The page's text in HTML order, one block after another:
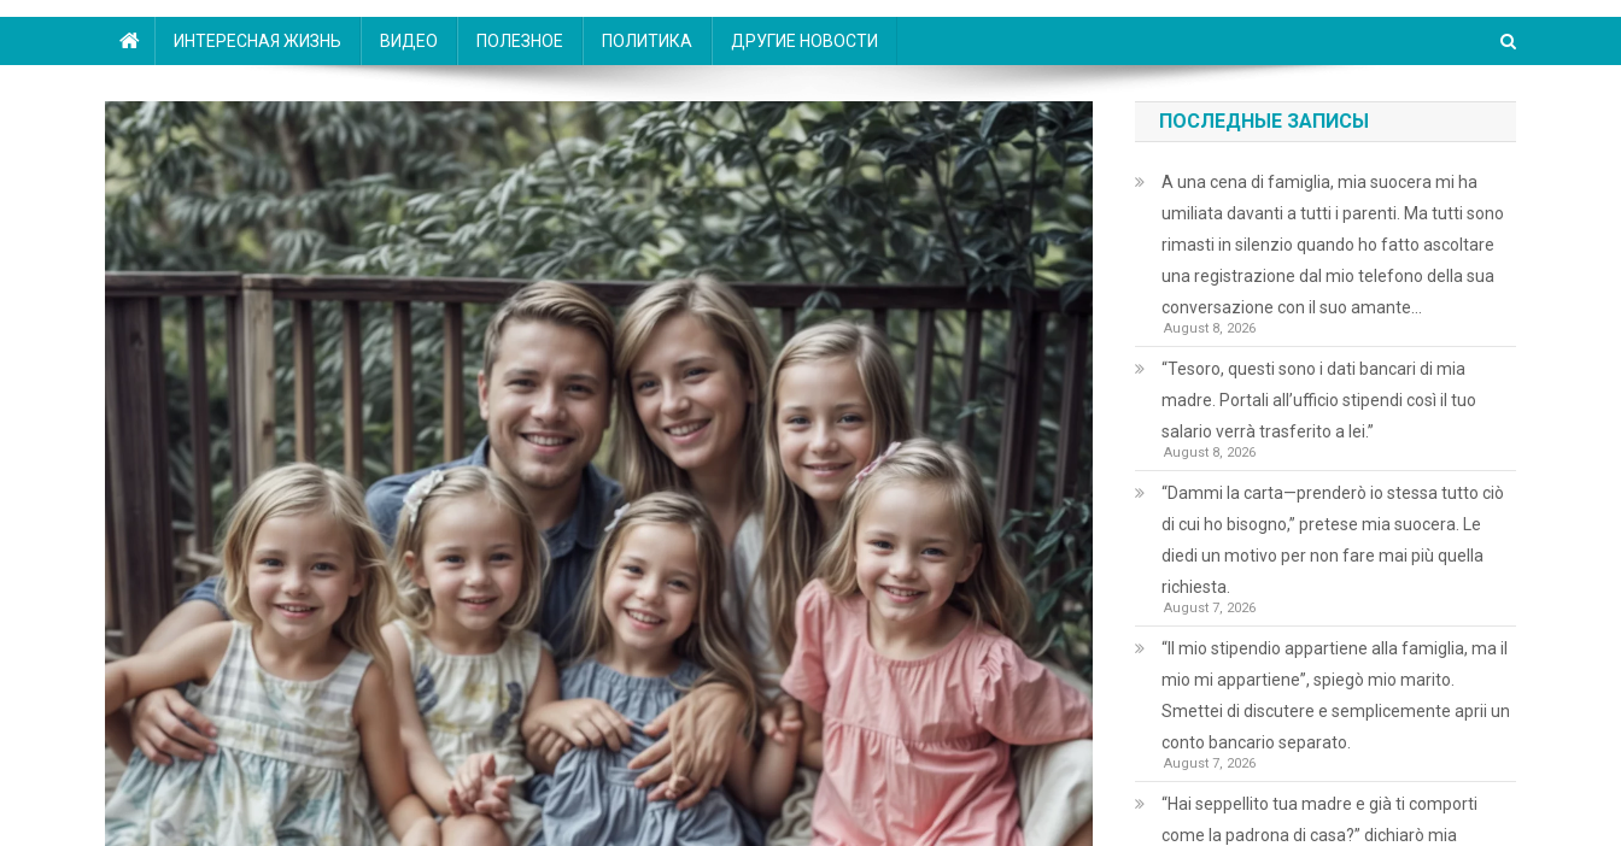
ИНТЕРЕСНАЯ ЖИЗНЬ ВИДЕО ПОЛЕЗНОЕ ПОЛИТИКА ДРУГИЕ НОВОСТИ
ПОСЛЕДНЫЕ ЗАПИСЫ
A una cena di famiglia, mia suocera mi ha
umiliata davanti a tutti i parenti. Ma tutti sono
rimasti in silenzio quando ho fatto ascoltare
una registrazione dal mio telefono della sua
conversazione con il suo amante…
August 8, 2026
“Tesoro, questi sono i dati bancari di mia
madre. Portali all’ufficio stipendi così il tuo
salario verrà trasferito a lei.”
August 8, 2026
“Dammi la carta—prenderò io stessa tutto ciò
di cui ho bisogno,” pretese mia suocera. Le
diedi un motivo per non fare mai più quella
richiesta.
August 7, 2026
“Il mio stipendio appartiene alla famiglia, ma il
mio mi appartiene”, spiegò mio marito.
Smettei di discutere e semplicemente aprii un
conto bancario separato.
August 7, 2026
“Hai seppellito tua madre e già ti comporti
come la padrona di casa?” dichiarò mia